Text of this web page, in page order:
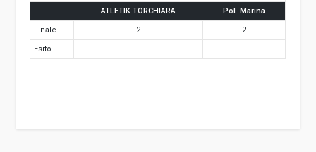
ATLETIK TORCHIARA Pol. Marina
Finale 2 2
Esito